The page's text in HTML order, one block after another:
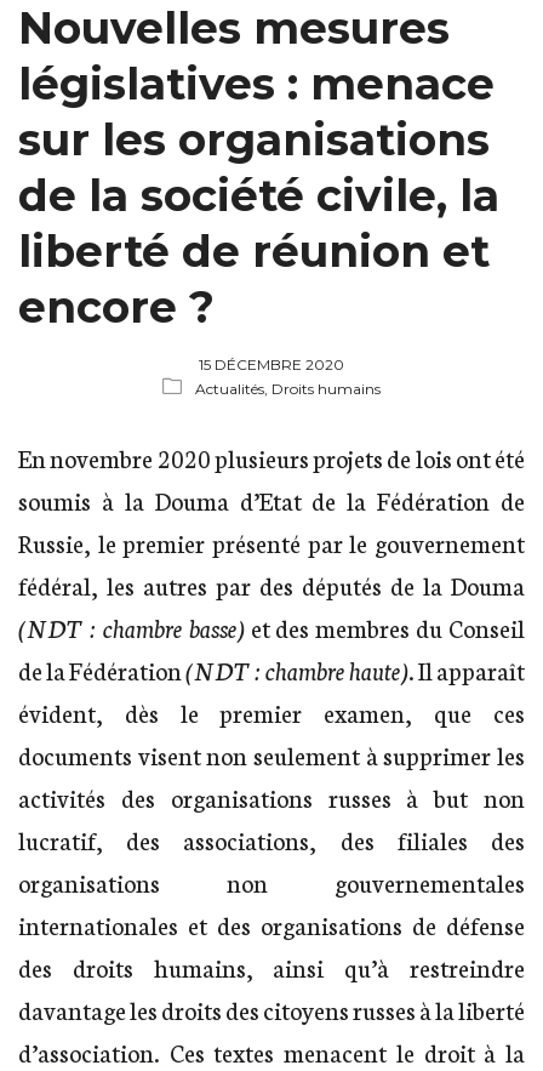
Nouvelles mesures
législatives : menace
sur les organisations
de la société civile, la
liberté de réunion et
encore ?
15 DÉCEMBRE 2020
Actualités, Droits humains
En novembre 2020 plusieurs projets de lois ont été
soumis à la Douma d’Etat de la Fédération de
Russie, le premier présenté par le gouvernement
fédéral, les autres par des députés de la Douma
(NDT : chambre basse)et des membres du Conseil
de la Fédération(NDT : chambre haute). Il apparaît
évident, dès le premier examen, que ces
documents visent non seulement à supprimer les
activités des organisations russes à but non
lucratif, des associations, des filiales des
organisations non gouvernementales
internationales et des organisations de défense
des droits humains, ainsi qu’à restreindre
davantage les droits des citoyens russes à la liberté
d’association. Ces textes menacent le droit à la